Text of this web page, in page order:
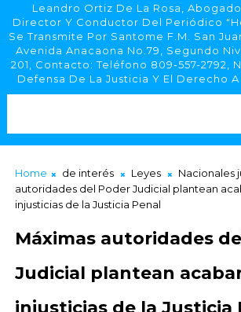
Leandro Ortiz De La Rosa,
Director Y Conductor Del Periódico
Se Transmite Por Santome F.M. San
Avenida Anacaona No.79, Segundo
201, Contacto: Teléfono 809-557-2792,
Defensa De La Justicia Y El Derecho
Home de interés Leyes Nacionales
autoridades del Poder Judicial plantean
injusticias de la Justicia Penal
Máximas autoridades
Judicial plantean
injusticias de la Justicia